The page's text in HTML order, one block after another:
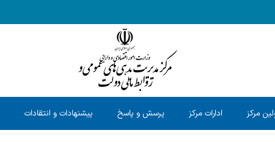
مرکز ادارات مرکز پرسش و پاسخ پیشنهادات و انتقادات